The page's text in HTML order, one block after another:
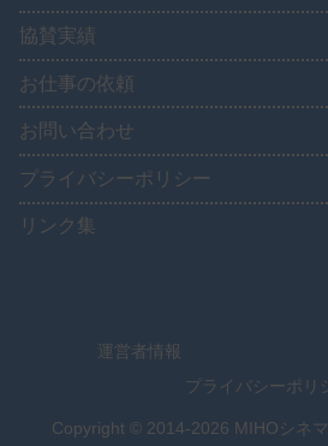
協賛実績
お仕事の依頼
お問い合わせ
プライバシーポリシー
リンク集
運営者情報
プライバシーポリ
Copyright © 2014-2026 MIHOシネ